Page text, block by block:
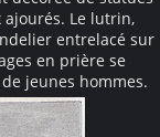
Le lutrin,
entrelacé sur
en prière se
jeunes hommes.